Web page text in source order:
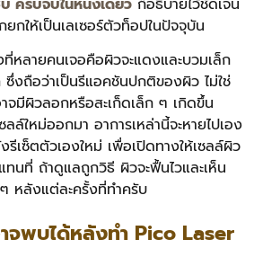
ครบจบในหนึ่งเดียว ก็อธิบายไว้ชัดเจน
ยกให้เป็นเลเซอร์ตัวท็อปในปัจจุบัน
ลายคนเจอคือผิวจะแดงและบวมเล็ก
งถือว่าเป็นรีแอคชันปกติของผิว ไม่ใช่
จมีผิวลอกหรือสะเก็ดเล็ก ๆ เกิดขึ้น
ล์ใหม่ออกมา อาการเหล่านี้จะหายไปเอง
รีเซ็ตตัวเองใหม่ เพื่อเปิดทางให้เซลล์ผิว
ทนที่ ถ้าดูแลถูกวิธี ผิวจะฟื้นไวและเห็น
หลังแต่ละครั้งที่ทำครับ
จพบได้หลังทํา Pico Laser